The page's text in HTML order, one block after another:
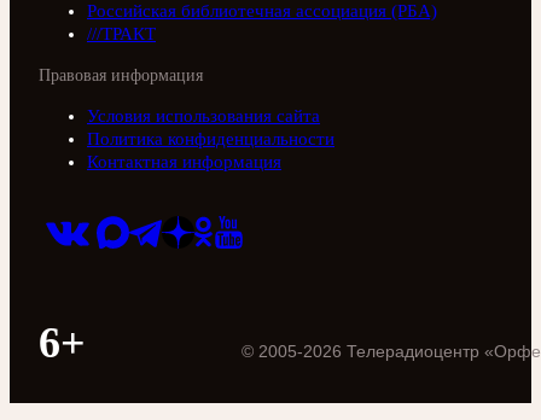
Российская библиотечная ассоциация (РБА)
///ТРАКТ
Правовая информация
Условия использования сайта
Политика конфиденциальности
Контактная информация
6+ © 2005-2026 Телерадиоцентр